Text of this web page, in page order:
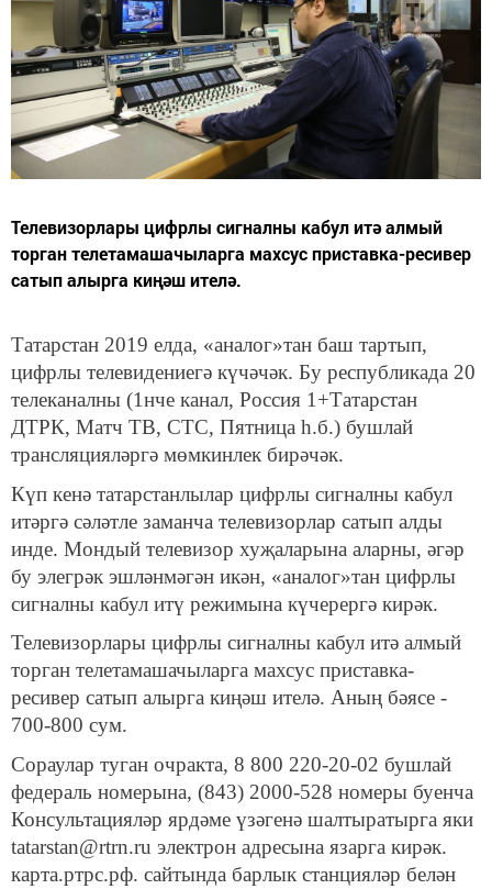
Телевизорлары цифрлы сигналны кабул итә алмый
торган телетамашачыларга махсус приставка-ресивер
сатып алырга киңәш ителә.
Татарстан 2019 елда, «аналог»тан баш тартып,
цифрлы телевидениегә күчәчәк. Бу республикада 20
телеканалны (1нче канал, Россия 1+Татарстан
ДТРК, Матч ТВ, СТС, Пятница һ.б.) бушлай
трансляцияләргә мөмкинлек бирәчәк.
Күп кенә татарстанлылар цифрлы сигналны кабул
итәргә сәләтле заманча телевизорлар сатып алды
инде. Мондый телевизор хуҗаларына аларны, әгәр
бу элегрәк эшләнмәгән икән, «аналог»тан цифрлы
сигналны кабул итү режимына күчерергә кирәк.
Телевизорлары цифрлы сигналны кабул итә алмый
торган телетамашачыларга махсус приставка-
ресивер сатып алырга киңәш ителә. Аның бәясе -
700-800 сум.
Сораулар туган очракта, 8 800 220-20-02 бушлай
федераль номерына, (843) 2000-528 номеры буенча
Консультацияләр ярдәме үзәгенә шалтыратырга яки
tatarstan@rtrn.ru электрон адресына язарга кирәк.
карта.ртрс.рф. сайтында барлык станцияләр белән